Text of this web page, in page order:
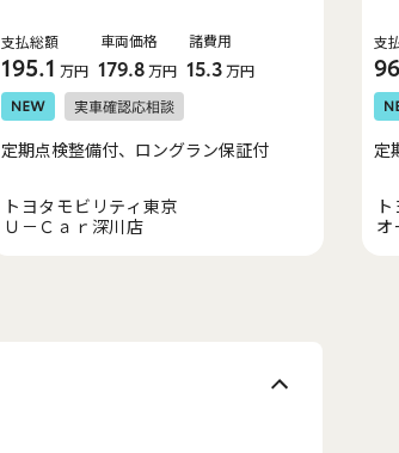
支払総額
195.1 万円
車両価格
179.8万円
諸費用
15.3万円
定期点検整備付、ロングラン保証付
トヨタモビリティ東京
Ｕ－Ｃａｒ深川店
支
定
オ